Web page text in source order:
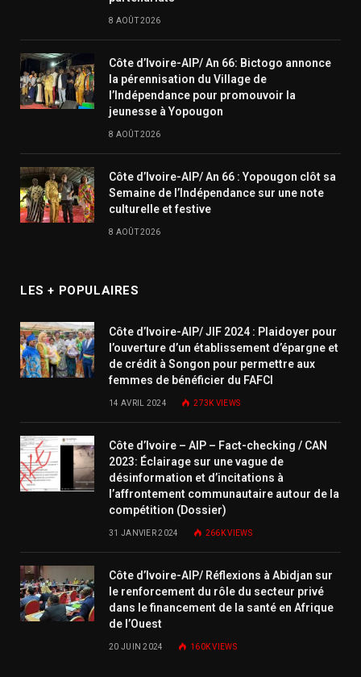
8 AOÛT 2026
Côte d’Ivoire-AIP/ An 66: Bictogo annonce
la pérennisation du Village de
l’Indépendance pour promouvoir la
jeunesse à Yopougon
8 AOÛT 2026
Côte d’Ivoire-AIP/ An 66 : Yopougon clôt sa
Semaine de l’Indépendance sur une note
culturelle et festive
8 AOÛT 2026
LES + POPULAIRES
Côte d’Ivoire-AIP/ JIF 2024 : Plaidoyer pour
l’ouverture d’un établissement d’épargne et
de crédit à Songon pour permettre aux
femmes de bénéficier du FAFCI
14 AVRIL 2024 273K VIEWS
Côte d’Ivoire – AIP – Fact-checking / CAN
2023: Éclairage sur une vague de
désinformation et d’incitations à
l’affrontement communautaire autour de la
compétition (Dossier)
31 JANVIER 2024 266KVIEWS
Côte d’Ivoire-AIP/ Réflexions à Abidjan sur
le renforcement du rôle du secteur privé
dans le financement de la santé en Afrique
de l’Ouest
20 JUIN 2024 160KVIEWS